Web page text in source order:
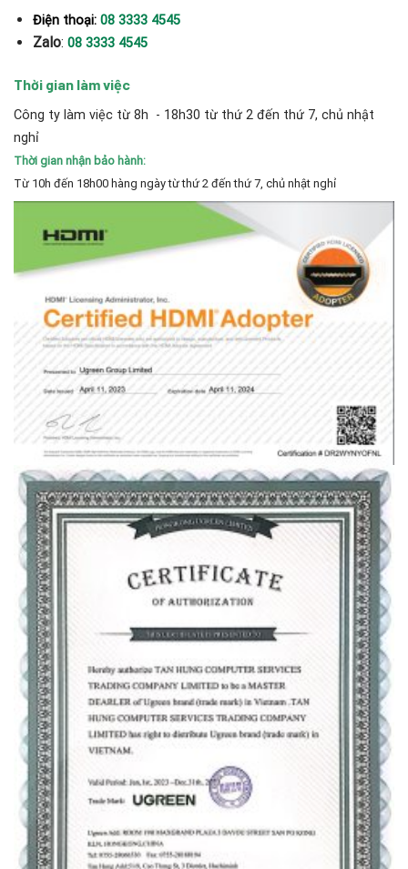
Điện thoại: 08 3333 4545
Zalo: 08 3333 4545
Thời gian làm việc
Công ty làm việc từ 8h - 18h30 từ thứ 2 đến thứ 7, chủ nhật
nghỉ
Thời gian nhận bảo hành:
Từ 10h đến 18h00 hàng ngày từ thứ 2 đến thứ 7, chủ nhật nghỉ